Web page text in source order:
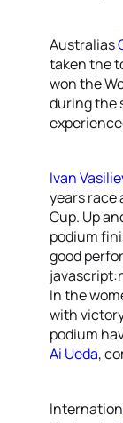
Australias
taken the
won the
during the
Ivan
years race
Cup. Up
podium
good
In the
with
podium
Ai Ueda,